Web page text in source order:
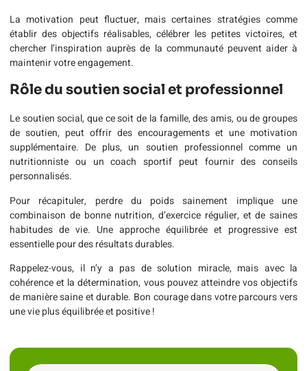
La motivation peut fluctuer, mais certaines stratégies comme
établir des objectifs réalisables, célébrer les petites victoires, et
chercher l’inspiration auprès de la communauté peuvent aider à
maintenir votre engagement.
Rôle du soutien social et professionnel
Le soutien social, que ce soit de la famille, des amis, ou de groupes
de soutien, peut offrir des encouragements et une motivation
supplémentaire. De plus, un soutien professionnel comme un
nutritionniste ou un coach sportif peut fournir des conseils
personnalisés.
Pour récapituler, perdre du poids sainement implique une
combinaison de bonne nutrition, d’exercice régulier, et de saines
habitudes de vie. Une approche équilibrée et progressive est
essentielle pour des résultats durables.
Rappelez-vous, il n’y a pas de solution miracle, mais avec la
cohérence et la détermination, vous pouvez atteindre vos objectifs
de manière saine et durable. Bon courage dans votre parcours vers
une vie plus équilibrée et positive !